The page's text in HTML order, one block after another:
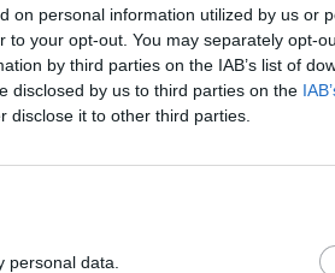
on personal information utilized by us or
to your opt-out. You may separately opt-
by third parties on the IAB’s list of
disclosed by us to third parties on the
disclose it to other third parties.
personal data.
WYBIERZ PLIK